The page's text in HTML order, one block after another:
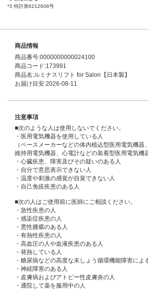
*3 特許第6212608号
商品情報
商品番号:0000000000024100
商品コード:173991
商品名:ルミナスリフト for Salon【日本製】
お届け目安:2026-08-11
注意事項
■次のような人は使用しないでください。
・医用電気機器を使用している人
（ペースメーカーなどの体内植込型医用電気機器
維持用電気機器、心電計などの装着型医用電気機
・心臓疾患、障害及びその疑いのある人
・自分で意思表示できない人
・温度や刺激の感覚が自覚できない人
・自己免疫疾患のある人
■次の人はご使用前に医師にご相談ください。
・急性疾患の人
・感染症疾患の人
・悪性腫瘍のある人
・有熱性疾患の人
・高血圧の人や血液疾患のある人
・発熱している人
・糖尿病などの高度な末しょう循環機能障害によ
・神経障害のある人
・皮膚病およびアトピー性皮膚炎の人
・通院して薬を服用中の人